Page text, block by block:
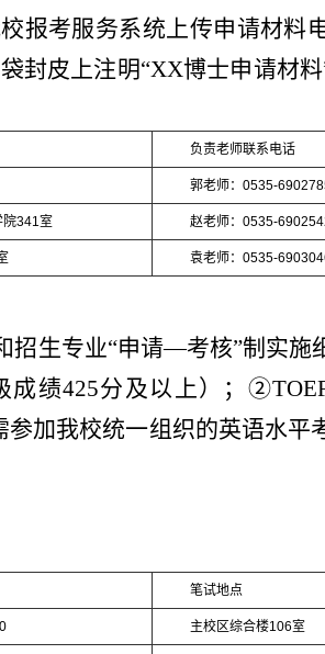
报考服务系统上传申请材料
封皮上注明“XX博士申请材
负责老师联系电话
郭老师：0535-
院341室 赵老师：0535-
袁老师：0535-
招生专业“申请—考核”制实施
绩425分及以上）；
加我校统一组织的英语水平
笔试地点
主校区综合楼106室